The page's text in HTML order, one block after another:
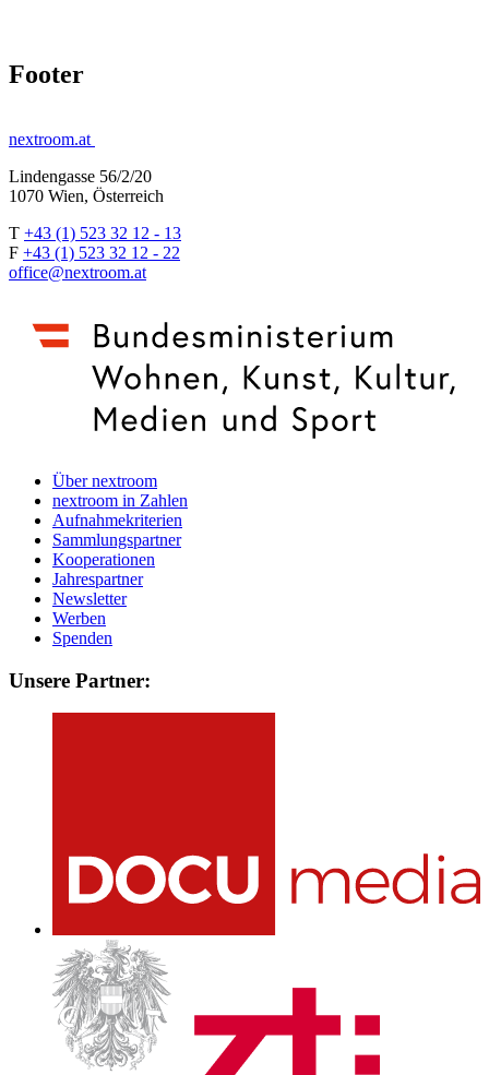
Footer
nextroom.at
Lindengasse 56/2/20
1070 Wien, Österreich
T +43 (1) 523 32 12 - 13
F +43 (1) 523 32 12 - 22
office@nextroom.at
Über nextroom
nextroom in Zahlen
Aufnahmekriterien
Sammlungspartner
Kooperationen
Jahrespartner
Newsletter
Werben
Spenden
Unsere Partner: